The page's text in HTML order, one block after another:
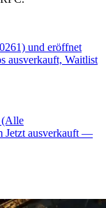
und eröffnet
ausverkauft, Waitlist
(Alle
Jetzt ausverkauft —